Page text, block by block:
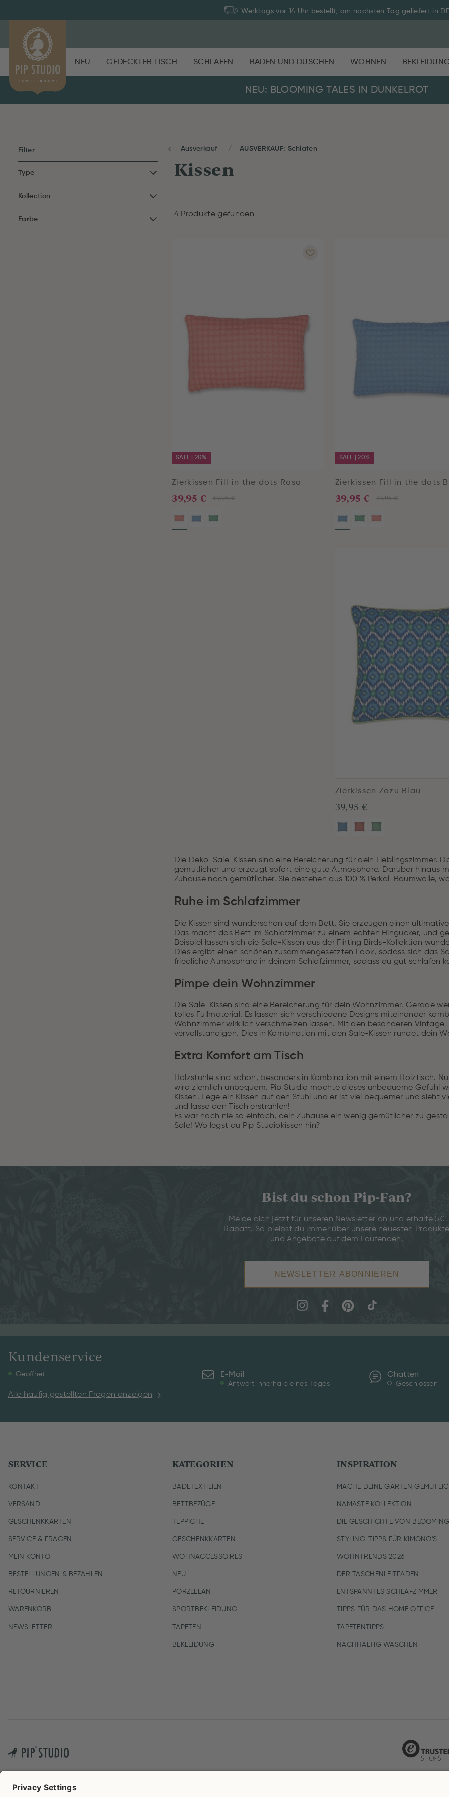
Werktags vor 14 Uhr bestellt, am nächsten Tag geliefert in DE
NEU GEDECKTER TISCH SCHLAFEN BADEN UND DUSCHEN WOHNEN
NEU: BLOOMING TALES IN DUNKELROT
Filter
Type
Kollection
Farbe
Ausverkauf AUSVERKAUF: Schlafen
Kissen
4 Produkte gefunden
SALE | 20%
Zierkissen Fill in the dots Rosa
49,95 €
39,95 €
SALE | 20%
Zierkissen Fill in the dots
49,95 €
39,95 €
Zierkissen Zazu Blau
39,95 €
Die Deko-Sale-Kissen sind eine Bereicherung für dein Lieblingszimmer.
gemütlicher und erzeugt sofort eine gute Atmosphäre. Darüber hinaus
Zuhause noch gemütlicher. Sie bestehen aus 100 % Perkal-Baumwolle,
Ruhe im Schlafzimmer
Die Kissen sind wunderschön auf dem Bett. Sie erzeugen einen
Das macht das Bett im Schlafzimmer zu einem echten Hingucker, und
Beispiel lassen sich die Sale-Kissen aus der Flirting Birds-Kollektion
Dies ergibt einen schönen zusammengesetzten Look, sodass sich das
friedliche Atmosphäre in deinem Schlafzimmer, sodass du gut schlafen
Pimpe dein Wohnzimmer
Die Sale-Kissen sind eine Bereicherung für dein Wohnzimmer. Gerade
tolles Füllmaterial. Es lassen sich verschiedene Designs miteinander
Wohnzimmer wirklich verschmelzen lassen. Mit den besonderen
vervollständigen. Dies in Kombination mit den Sale-Kissen rundet dein
Extra Komfort am Tisch
Holzstühle sind schön, besonders in Kombination mit einem Holztisch.
wird ziemlich unbequem. Pip Studio möchte dieses unbequeme Gefühl
Kissen. Lege ein Kissen auf den Stuhl und er ist viel bequemer und sieht
und lasse den Tisch erstrahlen!
Es war noch nie so einfach, dein Zuhause ein wenig gemütlicher zu
Sale! Wo legst du Pip Studiokissen hin?
Bist du schon Pip-Fan?
Melde dich jetzt für unseren Newsletter an und erhalte 5€
Rabatt. So bleibst du immer über unsere neuesten
und Angebote auf dem Laufenden.
NEWSLETTER ABONNIEREN
Kundenservice
Geöffnet
Alle häufig gestellten Fragen anzeigen
E-Mail
Antwort innerhalb eines Tages
Chatten
Geschlossen
SERVICE
KONTAKT
VERSAND
GESCHENKKARTEN
SERVICE & FRAGEN
MEIN KONTO
BESTELLUNGEN & BEZAHLEN
RETOURNIEREN
WARENKORB
NEWSLETTER
KATEGORIEN
BADETEXTILIEN
BETTBEZÜGE
TEPPICHE
GESCHENKKARTEN
WOHNACCESSOIRES
NEU
PORZELLAN
SPORTBEKLEIDUNG
TAPETEN
BEKLEIDUNG
INSPIRATION
MACHE DEINE GARTEN
NAMASTE KOLLEKTION
DIE GESCHICHTE VON
STYLING-TIPPS FÜR KIMONO'S
WOHNTRENDS 2026
DER TASCHENLEITFADEN
ENTSPANNTES SCHLAFZIMMER
TIPPS FÜR DAS HOME OFFICE
TAPETENTIPPS
NACHHALTIG WASCHEN